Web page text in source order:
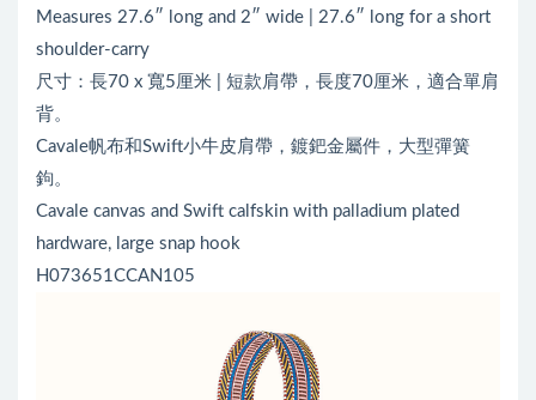
Measures 27.6″ long and 2″ wide | 27.6″ long for a short
shoulder-carry
尺寸：長70 x 寬5厘米 | 短款肩帶，長度70厘米，適合單肩
背。
Cavale帆布和Swift小牛皮肩帶，鍍鈀金屬件，大型彈簧
鉤。
Cavale canvas and Swift calfskin with palladium plated
hardware, large snap hook
H073651CCAN105